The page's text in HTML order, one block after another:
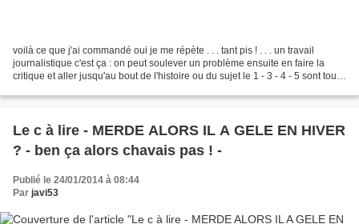
voilà ce que j'ai commandé oui je me répète . . . tant pis ! . . . un travail
journalistique c'est ça : on peut soulever un problème ensuite en faire la
critique et aller jusqu'au bout de l'histoire ou du sujet le 1 - 3 - 4 - 5 sont tout
Le c à lire - MERDE ALORS IL A GELE EN HIVER
? - ben ça alors chavais pas ! -
Publié le 24/01/2014 à 08:44
Par javi53